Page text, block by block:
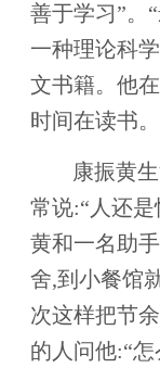
善于学习”。
一种理论科
文书籍。他
时间在读书。
康振黄
常说:“人还是
黄和一名助
舍,到小餐馆
次这样把节
的人问他:“